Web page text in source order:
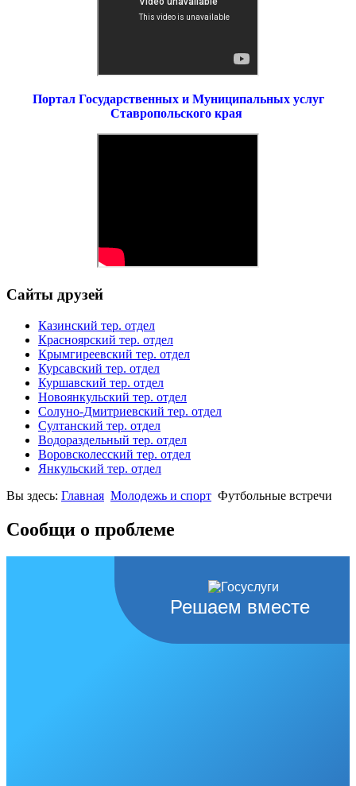
Портал Государственных и Муниципальных услуг
Ставропольского края
Сайты друзей
Казинский тер. отдел
Красноярский тер. отдел
Крымгиреевский тер. отдел
Курсавский тер. отдел
Куршавский тер. отдел
Новоянкульский тер. отдел
Солуно-Дмитриевский тер. отдел
Султанский тер. отдел
Водораздельный тер. отдел
Воровсколесский тер. отдел
Янкульский тер. отдел
Вы здесь: Главная Молодежь и спорт Футбольные встречи
Сообщи о проблеме
Решаем вместе